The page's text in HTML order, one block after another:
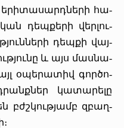
ե­րի­տա­սարդ­նե­րի հա­
դեպ­քե­րի վեր­լու­
դեպ­քի վայ­
և­ այս մաս­նա­
օ­պե­րա­տիվ գոր­ծո­
կա­տա­րե­լը
բժշկութ­յամբ զբաղ­